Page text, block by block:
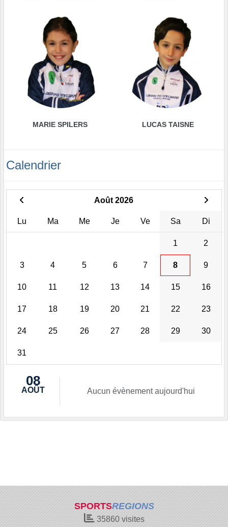
MARIE SPILERS LUCAS TAISNE
Calendrier
Août 2026
Lu Ma Me Je Ve Sa Di
1 2
3 4 5 6 7 8 9
10 11 12 13 14 15 16
17 18 19 20 21 22 23
24 25 26 27 28 29 30
31
08
AOÛT Aucun évènement aujourd'hui
SPORTSREGIONS
35860visites